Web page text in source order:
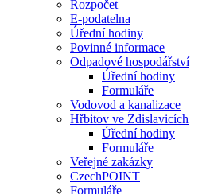
Rozpočet
E-podatelna
Úřední hodiny
Povinné informace
Odpadové hospodářství
Úřední hodiny
Formuláře
Vodovod a kanalizace
Hřbitov ve Zdislavicích
Úřední hodiny
Formuláře
Veřejné zakázky
CzechPOINT
Formuláře